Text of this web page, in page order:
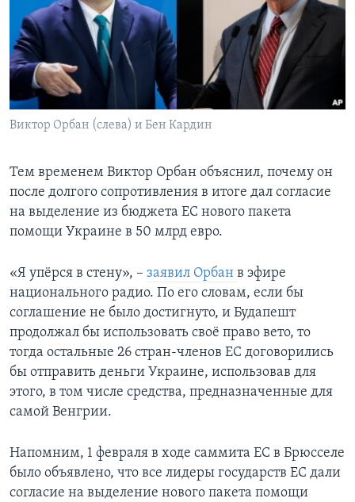
Виктор Орбан (слева) и Бен Кардин
Тем временем Виктор Орбан объяснил, почему он
после долгого сопротивления в итоге дал согласие
на выделение из бюджета ЕС нового пакета
помощи Украине в 50 млрд евро.
«Я упёрся в стену», – заявил Орбан в эфире
национального радио. По его словам, если бы
соглашение не было достигнуто, и Будапешт
продолжал бы использовать своё право вето, то
тогда остальные 26 стран-членов ЕС договорились
бы отправить деньги Украине, использовав для
этого, в том числе средства, предназначенные для
самой Венгрии.
Напомним, 1 февраля в ходе саммита ЕС в Брюсселе
было объявлено, что все лидеры государств ЕС дали
согласие на выделение нового пакета помощи